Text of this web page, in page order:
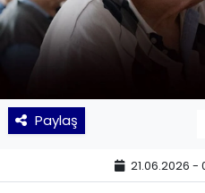
Paylaş
21.06.2026 -
SPOR
TEKNOLOJİ
Yaşam